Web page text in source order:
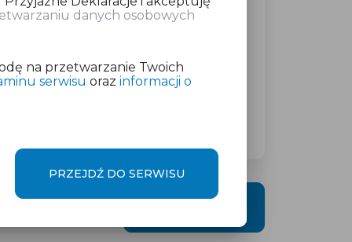
w wysokości
danych osobowych
na przetwarzanie Twoich
serwisu orazinformacji o
PRZEJDŹ DO SERWISU